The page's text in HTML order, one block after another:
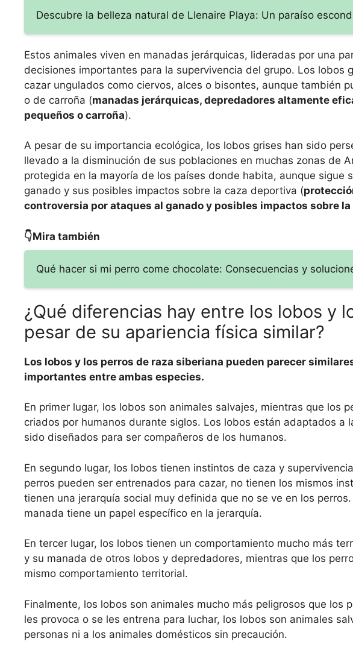
Descubre la belleza natural de Llenaire Playa: Un paraíso
Estos animales viven en manadas jerárquicas, lideradas por una
decisiones importantes para la supervivencia del grupo. Los
cazar ungulados como ciervos, alces o bisontes, aunque también
o de carroña (manadas jerárquicas, depredadores altamente
pequeños o carroña).
A pesar de su importancia ecológica, los lobos grises han sido
llevado a la disminución de sus poblaciones en muchas zonas de
protegida en la mayoría de los países donde habita, aunque
ganado y sus posibles impactos sobre la caza deportiva (
controversia por ataques al ganado y posibles impactos sobre
👇Mira también
Qué hacer si mi perro come chocolate: Consecuencias y
¿Qué diferencias hay entre los lobos y
pesar de su apariencia física similar?
Los lobos y los perros de raza siberiana pueden parecer
importantes entre ambas especies.
En primer lugar, los lobos son animales salvajes, mientras que los
criados por humanos durante siglos. Los lobos están adaptados a
sido diseñados para ser compañeros de los humanos.
En segundo lugar, los lobos tienen instintos de caza y
perros pueden ser entrenados para cazar, no tienen los mismos
tienen una jerarquía social muy definida que no se ve en los
manada tiene un papel específico en la jerarquía.
En tercer lugar, los lobos tienen un comportamiento mucho más
y su manada de otros lobos y depredadores, mientras que los
mismo comportamiento territorial.
Finalmente, los lobos son animales mucho más peligrosos que los
les provoca o se les entrena para luchar, los lobos son animales
personas ni a los animales domésticos sin precaución.